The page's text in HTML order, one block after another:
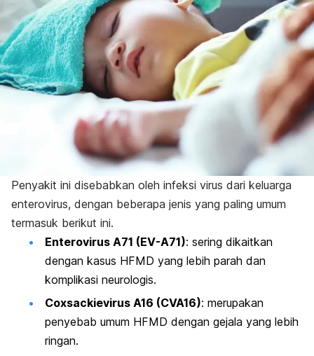
Penyakit ini disebabkan oleh infeksi virus dari keluarga
enterovirus, dengan beberapa jenis yang paling umum
termasuk berikut ini.
Enterovirus A71 (EV-A71): sering dikaitkan
dengan kasus HFMD yang lebih parah dan
komplikasi neurologis.
Coxsackievirus A16 (CVA16): merupakan
penyebab umum HFMD dengan gejala yang lebih
ringan.